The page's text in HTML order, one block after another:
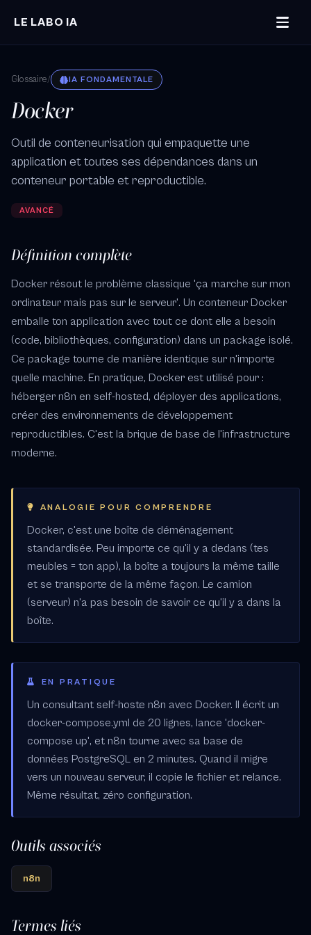
LE LABO IA
Glossaire/ IA FONDAMENTALE
Docker
Outil de conteneurisation qui empaquette une
application et toutes ses dépendances dans un
conteneur portable et reproductible.
AVANCÉ
Définition complète
Docker résout le problème classique 'ça marche sur mon
ordinateur mais pas sur le serveur'. Un conteneur Docker
emballe ton application avec tout ce dont elle a besoin
(code, bibliothèques, configuration) dans un package isolé.
Ce package tourne de manière identique sur n'importe
quelle machine. En pratique, Docker est utilisé pour :
héberger n8n en self-hosted, déployer des applications,
créer des environnements de développement
reproductibles. C'est la brique de base de l'infrastructure
moderne.
ANALOGIE POUR COMPRENDRE
Docker, c'est une boîte de déménagement
standardisée. Peu importe ce qu'il y a dedans (tes
meubles = ton app), la boîte a toujours la même taille
et se transporte de la même façon. Le camion
(serveur) n'a pas besoin de savoir ce qu'il y a dans la
boîte.
EN PRATIQUE
Un consultant self-hoste n8n avec Docker. Il écrit un
docker-compose.yml de 20 lignes, lance 'docker-
compose up', et n8n tourne avec sa base de
données PostgreSQL en 2 minutes. Quand il migre
vers un nouveau serveur, il copie le fichier et relance.
Même résultat, zéro configuration.
Outils associés
n8n
Termes liés